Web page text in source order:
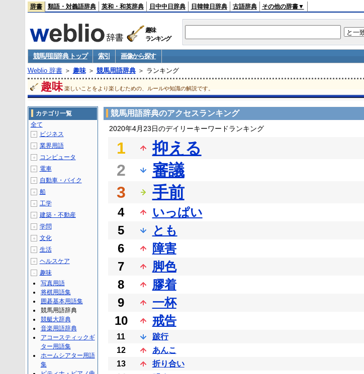
辞書 類語・対義語辞典 英和・和英辞典 日中中日辞典 日韓韓日辞典 古語辞典 その他の辞書▼
趣味
ランキング
競馬用語辞典 トップ 索引
画像から探す
Weblio 辞書＞ 趣味＞ 競馬用語辞典＞ ランキング
趣味 楽しいことをより楽しむための、ルールや知識の解説です。
競馬用語辞典のアクセスランキング
2020年4月23日のデイリーキーワードランキング
1
抑える
2
審議
3
手前
4
いっぱい
5
とも
6
障害
7
脚色
8
膠着
9
一杯
10
戒告
11
跛行
12
あんこ
13
折り合い
カテゴリ一覧
全て
＋ ビジネス
＋ 業界用語
＋ コンピュータ
＋ 電車
＋ 自動車・バイク
＋ 船
＋ 工学
＋ 建築・不動産
＋ 学問
＋ 文化
＋ 生活
＋ ヘルスケア
－
趣味
写真用語
将棋用語集
囲碁基本用語集
競馬用語辞典
競艇大辞典
音楽用語辞典
アコースティックギ
ター用語集
ホームシアター用語
集